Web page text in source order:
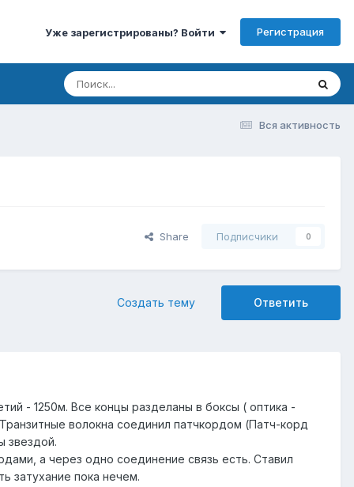
Уже зарегистрированы? Войти Регистрация
Вся активность
Share Подписчики 0
Ответить
Создать тему
- 1250м. Все концы разделаны в боксы ( оптика -
волокна соединил патчкордом (Патч-корд
звездой.
а через одно соединение связь есть. Ставил
затухание пока нечем.